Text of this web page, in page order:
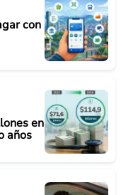
con
en
años